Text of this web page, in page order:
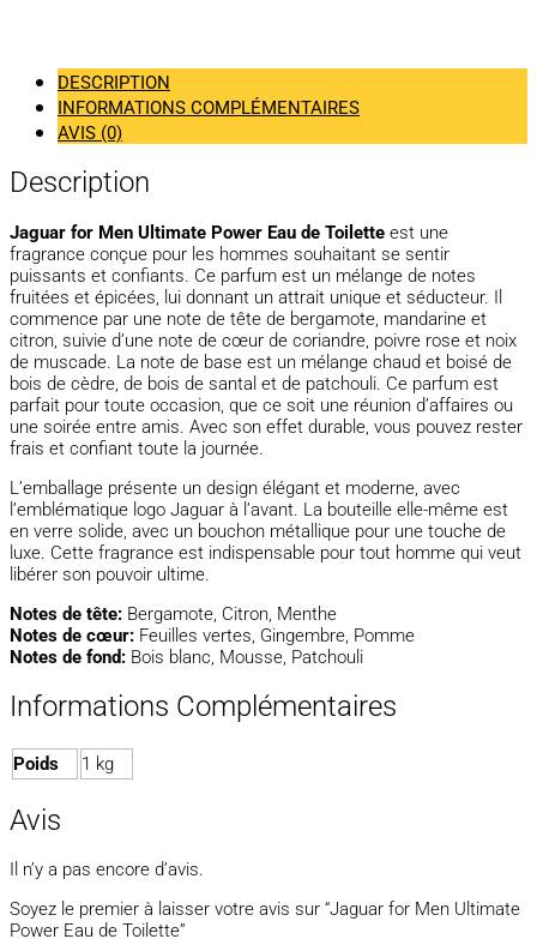
DESCRIPTION
INFORMATIONS COMPLÉMENTAIRES
AVIS (0)
Description
Jaguar for Men Ultimate Power Eau de Toilette est une
fragrance conçue pour les hommes souhaitant se sentir
puissants et confiants. Ce parfum est un mélange de notes
fruitées et épicées, lui donnant un attrait unique et séducteur. Il
commence par une note de tête de bergamote, mandarine et
citron, suivie d’une note de cœur de coriandre, poivre rose et noix
de muscade. La note de base est un mélange chaud et boisé de
bois de cèdre, de bois de santal et de patchouli. Ce parfum est
parfait pour toute occasion, que ce soit une réunion d’affaires ou
une soirée entre amis. Avec son effet durable, vous pouvez rester
frais et confiant toute la journée.
L’emballage présente un design élégant et moderne, avec
l’emblématique logo Jaguar à l’avant. La bouteille elle-même est
en verre solide, avec un bouchon métallique pour une touche de
luxe. Cette fragrance est indispensable pour tout homme qui veut
libérer son pouvoir ultime.
Notes de tête: Bergamote, Citron, Menthe
Notes de cœur: Feuilles vertes, Gingembre, Pomme
Notes de fond: Bois blanc, Mousse, Patchouli
Informations Complémentaires
Poids 1 kg
Avis
Il n’y a pas encore d’avis.
Soyez le premier à laisser votre avis sur “Jaguar for Men Ultimate
Power Eau de Toilette”